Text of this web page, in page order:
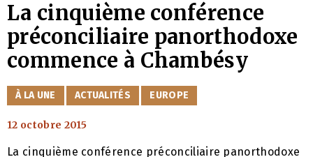
La cinquième conférence
préconciliaire panorthodoxe
commence à Chambésy
CATÉGORIES
À LA UNE ACTUALITÉS EUROPE
12 octobre 2015
La cinquième conférence préconciliaire panorthodoxe